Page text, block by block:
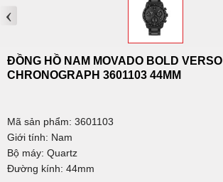
‹
ĐỒNG HỒ NAM MOVADO BOLD VERSO
CHRONOGRAPH 3601103 44MM
Mã sản phẩm: 3601103
Giới tính: Nam
Bộ máy: Quartz
Đường kính: 44mm